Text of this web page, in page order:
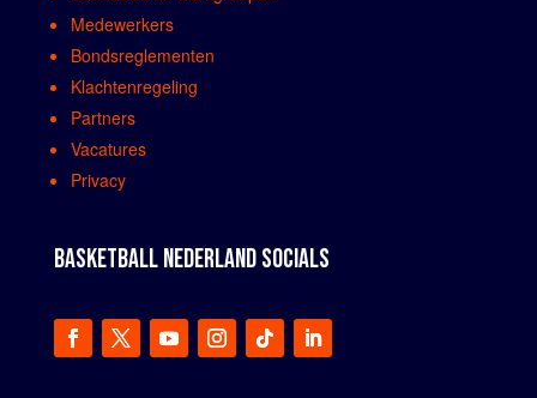
Medewerkers
Bondsreglementen
Klachtenregeling
Partners
Vacatures
Privacy
BASKETBALL NEDERLAND SOCIALS